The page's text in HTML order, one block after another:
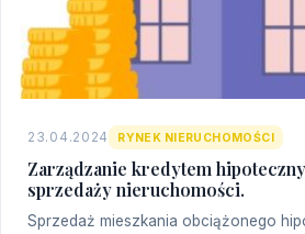
23.04.2024 RYNEK NIERUCHOMOŚCI
Zarządzanie kredytem
sprzedaży nieruchomości.
Sprzedaż mieszkania obciążonego